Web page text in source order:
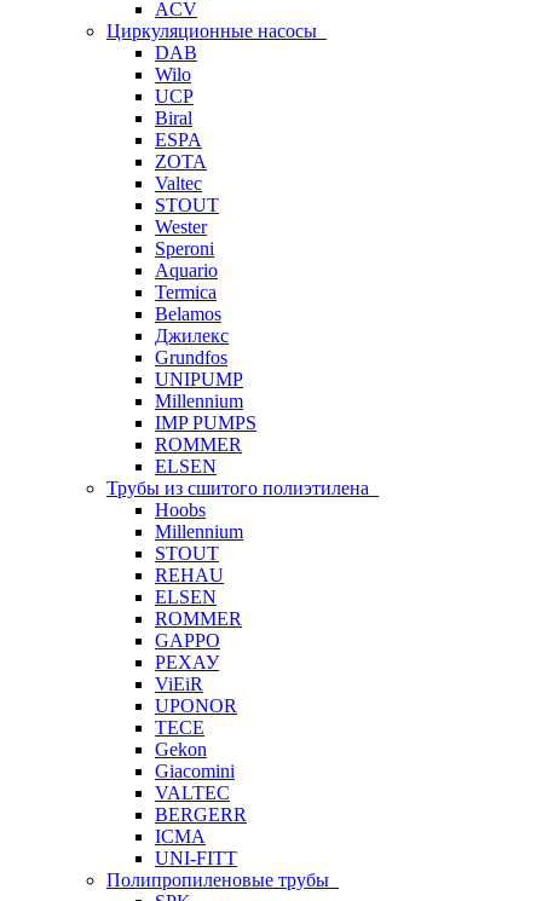
ACV
Циркуляционные насосы
DAB
Wilo
UCP
Biral
ESPA
ZOTA
Valtec
STOUT
Wester
Speroni
Aquario
Termica
Belamos
Джилекс
Grundfos
UNIPUMP
Millennium
IMP PUMPS
ROMMER
ELSEN
Трубы из сшитого полиэтилена
Hoobs
Millennium
STOUT
REHAU
ELSEN
ROMMER
GAPPO
РЕХАУ
ViEiR
UPONOR
TECE
Gekon
Giacomini
VALTEC
BERGERR
ICMA
UNI-FITT
Полипропиленовые трубы